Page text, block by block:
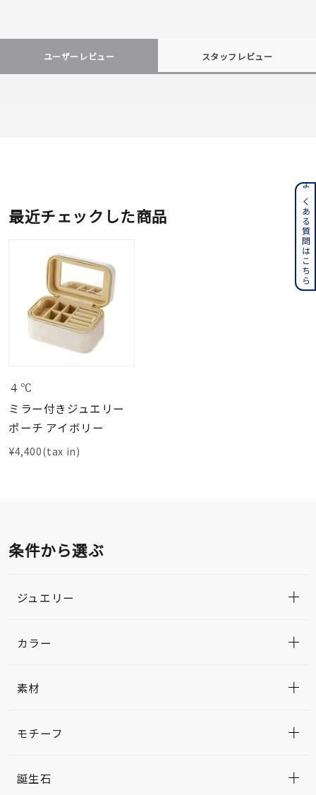
ユーザーレビュー スタッフレビュー
最近チェックした商品
４℃
ミラー付きジュエリー
ポーチ アイボリー
¥4,400(tax in)
条件から選ぶ
ジュエリー
カラー
素材
モチーフ
誕生石
よくある質問はこちら